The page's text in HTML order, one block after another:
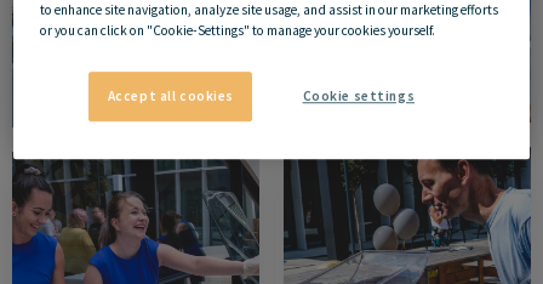
to enhance site navigation, analyze site usage, and assist in our marketing efforts
or you can click on "Cookie-Settings" to manage your cookies yourself.
Accept all cookies Cookie settings